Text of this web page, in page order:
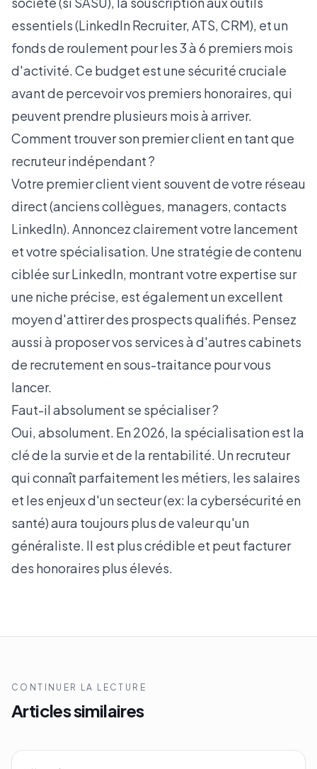
essentiels (LinkedIn Recruiter, ATS, CRM), et un
fonds de roulement pour les 3 à 6 premiers mois
d'activité. Ce budget est une sécurité cruciale
avant de percevoir vos premiers honoraires, qui
peuvent prendre plusieurs mois à arriver.
Comment trouver son premier client en tant que
recruteur indépendant ?
Votre premier client vient souvent de votre réseau
direct (anciens collègues, managers, contacts
LinkedIn). Annoncez clairement votre lancement
et votre spécialisation. Une stratégie de contenu
ciblée sur LinkedIn, montrant votre expertise sur
une niche précise, est également un excellent
moyen d'attirer des prospects qualifiés. Pensez
aussi à proposer vos services à d'autres cabinets
de recrutement en sous-traitance pour vous
lancer.
Faut-il absolument se spécialiser ?
Oui, absolument. En 2026, la spécialisation est la
clé de la survie et de la rentabilité. Un recruteur
qui connaît parfaitement les métiers, les salaires
et les enjeux d'un secteur (ex: la cybersécurité en
santé) aura toujours plus de valeur qu'un
généraliste. Il est plus crédible et peut facturer
des honoraires plus élevés.
CONTINUER LA LECTURE
Articles similaires